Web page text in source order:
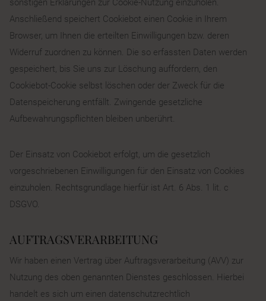
sonstigen Erklärungen zur Cookie-Nutzung einzuholen.
Anschließend speichert Cookiebot einen Cookie in Ihrem
Browser, um Ihnen die erteilten Einwilligungen bzw. deren
Widerruf zuordnen zu können. Die so erfassten Daten werden
gespeichert, bis Sie uns zur Löschung auffordern, den
Cookiebot-Cookie selbst löschen oder der Zweck für die
Datenspeicherung entfällt. Zwingende gesetzliche
Aufbewahrungspflichten bleiben unberührt.
Der Einsatz von Cookiebot erfolgt, um die gesetzlich
vorgeschriebenen Einwilligungen für den Einsatz von Cookies
einzuholen. Rechtsgrundlage hierfür ist Art. 6 Abs. 1 lit. c
DSGVO.
AUFTRAGSVERARBEITUNG
Wir haben einen Vertrag über Auftragsverarbeitung (AVV) zur
Nutzung des oben genannten Dienstes geschlossen. Hierbei
handelt es sich um einen datenschutzrechtlich